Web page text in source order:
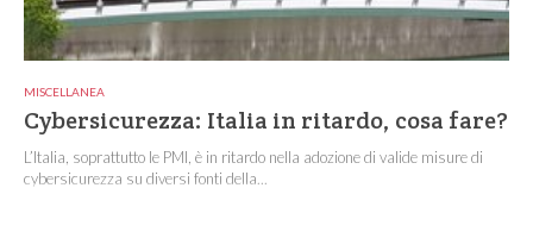
MISCELLANEA
Cybersicurezza: Italia in ritardo, cosa fare?
L’Italia, soprattutto le PMI, è in ritardo nella adozione di valide misure di
cybersicurezza su diversi fonti della...